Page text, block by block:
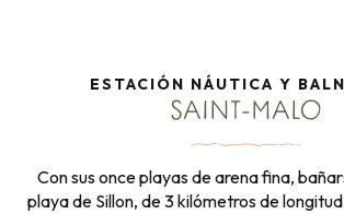
ESTACIÓN NÁUTICA Y
SAINT-MALO
Con sus once playas de arena fina,
playa de Sillon, de 3 kilómetros de